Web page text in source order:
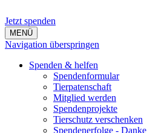
Jetzt spenden
MENÜ
Navigation überspringen
Spenden & helfen
Spendenformular
Tierpatenschaft
Mitglied werden
Spendenprojekte
Tierschutz verschenken
Spendenerfolge - Danke